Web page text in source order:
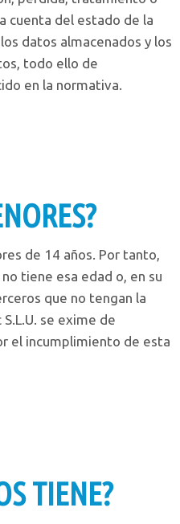
cuenta del estado de la
datos almacenados y los
todo ello de
en la normativa.
de 14 años. Por tanto,
tiene esa edad o, en su
que no tengan la
se exime de
el incumplimiento de esta
TIENE?